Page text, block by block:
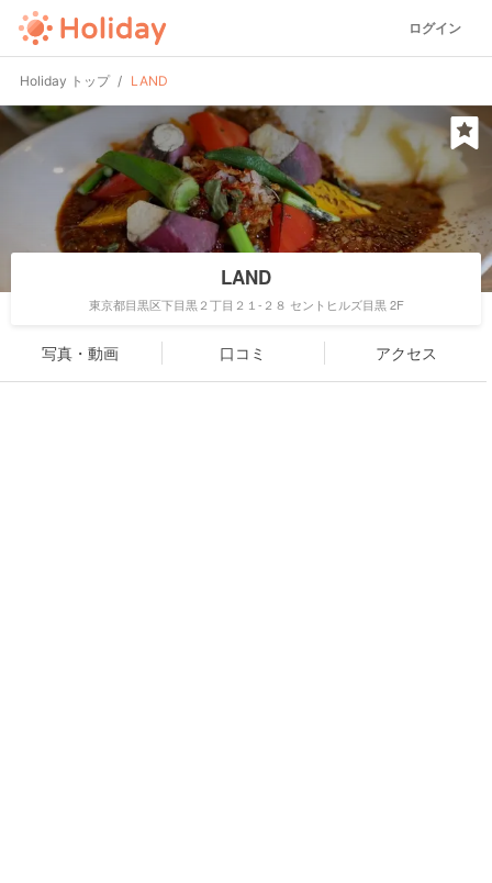
ログイン
Holiday トップ LAND
LAND
東京都目黒区下目黒２丁目２１-２８ セントヒルズ目黒 2F
写真・動画 口コミ アクセス